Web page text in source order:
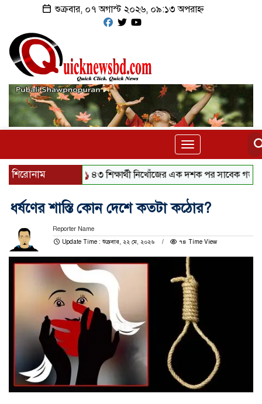
শুক্রবার, ০৭ অগাস্ট ২০২৬, ০৯:১৩ অপরাহ্ন
Toggle
navigation
শিরোনাম ৪৩ শিক্ষার্থী নিখোঁজের এক দশক পর সাবেক গভর্নর
ধর্ষণের শাস্তি কোন দেশে কতটা কঠোর?
Reporter Name
Update Time : শুক্রবার, ২২ মে, ২০২৬
৭৪ Time View